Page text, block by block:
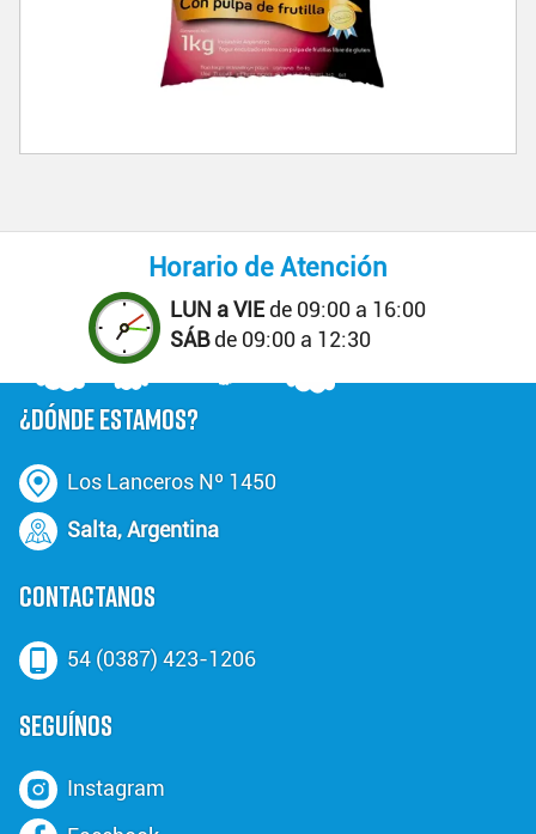
Horario de Atención
LUN a VIE de 09:00 a 16:00
SÁBde 09:00 a 12:30
¿DÓNDE ESTAMOS?
Los Lanceros Nº 1450
Salta, Argentina
CONTACTANOS
54 (0387) 423-1206
SEGUÍNOS
Instagram